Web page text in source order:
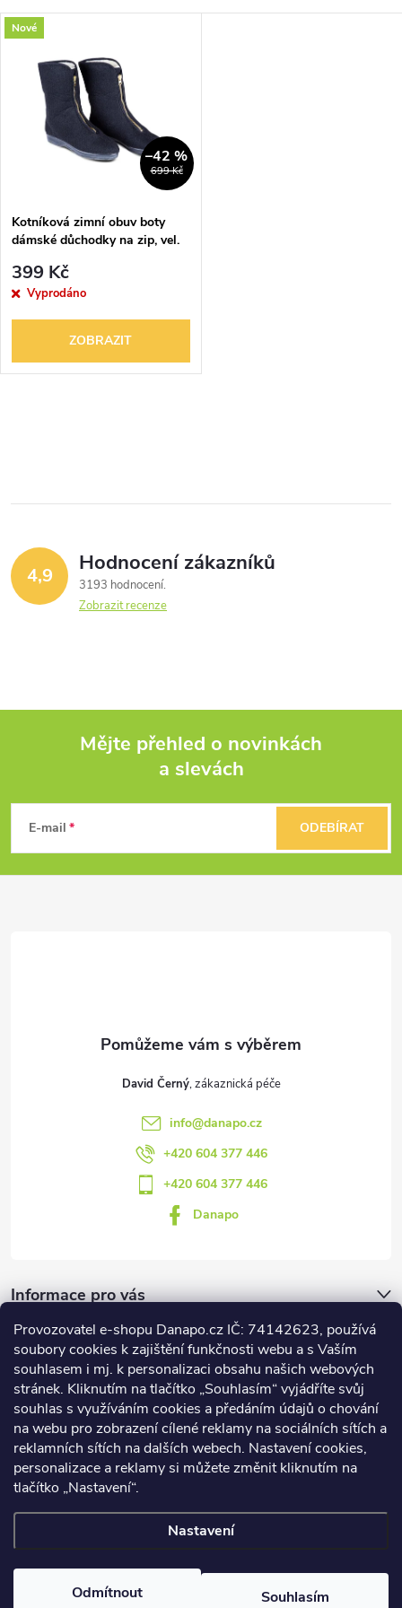
Provozovatel e-shopu Danapo.cz IČ: 74142623, používá
soubory cookies k zajištění funkčnosti webu a s Vaším
souhlasem i mj. k personalizaci obsahu našich webových
stránek. Kliknutím na tlačítko „Souhlasím“ vyjádříte svůj
souhlas s využíváním cookies a předáním údajů o chování
na webu pro zobrazení cílené reklamy na sociálních sítích a
reklamních sítích na dalších webech. Nastavení cookies,
personalizace a reklamy si můžete změnit kliknutím na
tlačítko „Nastavení“.
Nastavení
Odmítnout Souhlasím
a
p
r
o
d
t
ů
Nejdražší
Nejprodávanější
Abecedně
V
s
p
r
ů
Nové
699 Kč
–42 %
Kotníková zimní obuv boty
dámské důchodky na zip, vel.
399 Kč
Vyprodáno
ZOBRAZIT
l
d
a
p
y
4,9 Hodnocení zákazníků
3193 hodnocení
Zobrazit recenze
p
Mějte přehled o novinkách
a slevách
E-mail ODEBÍRAT
David Černý
info@danapo.cz
+420 604 377 446
+420 604 377 446
Danapo
Informace pro vás
Dotazník
Co upřednosťnujete?
Počet hlasů:437
Facebook
Upravit nastavení cookies